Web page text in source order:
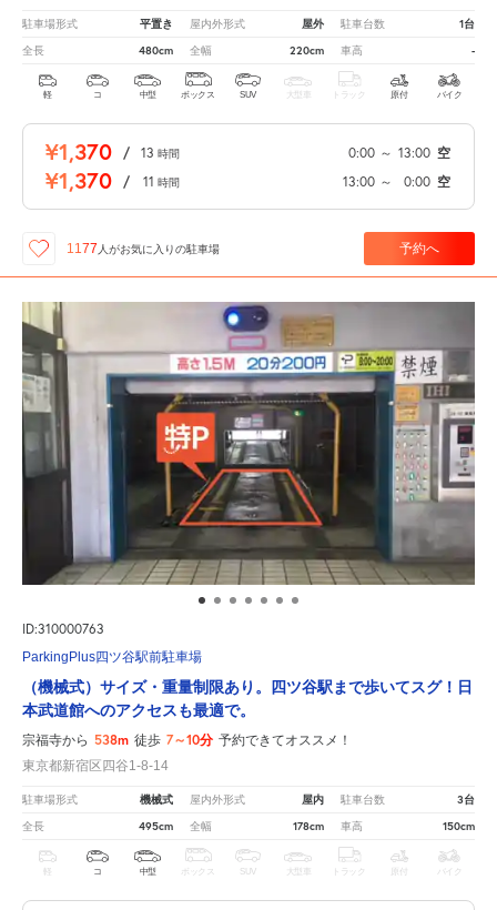
駐車場形式 平置き 屋内外形式 屋外 駐車台数 1台
全長 480cm 全幅 220cm 車高 -
軽 コ 中型 ボックス SUV 大型車 トラック 原付 バイク
¥1,370 / 13 時間 0:00 ～ 13:00 空
¥1,370 / 11 時間 13:00 ～ 0:00 空
1177 人がお気に入りの駐車場 予約へ
ID:310000763
ParkingPlus四ツ谷駅前駐車場
（機械式）サイズ・重量制限あり。四ツ谷駅まで歩いてスグ！日
本武道館へのアクセスも最適で。
宗福寺から 538m 徒歩 7～10分 予約できてオススメ！
東京都新宿区四谷1-8-14
駐車場形式 機械式 屋内外形式 屋内 駐車台数 3台
全長 495cm 全幅 178cm 車高 150cm
軽 コ 中型 ボックス SUV 大型車 トラック 原付 バイク